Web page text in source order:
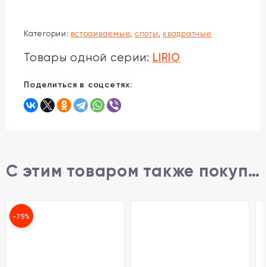
Категории: встраиваемые споты квадратные
Товары одной серии: LIRIO
Поделиться в соцсетях:
С этим товаром также покупают
-75%